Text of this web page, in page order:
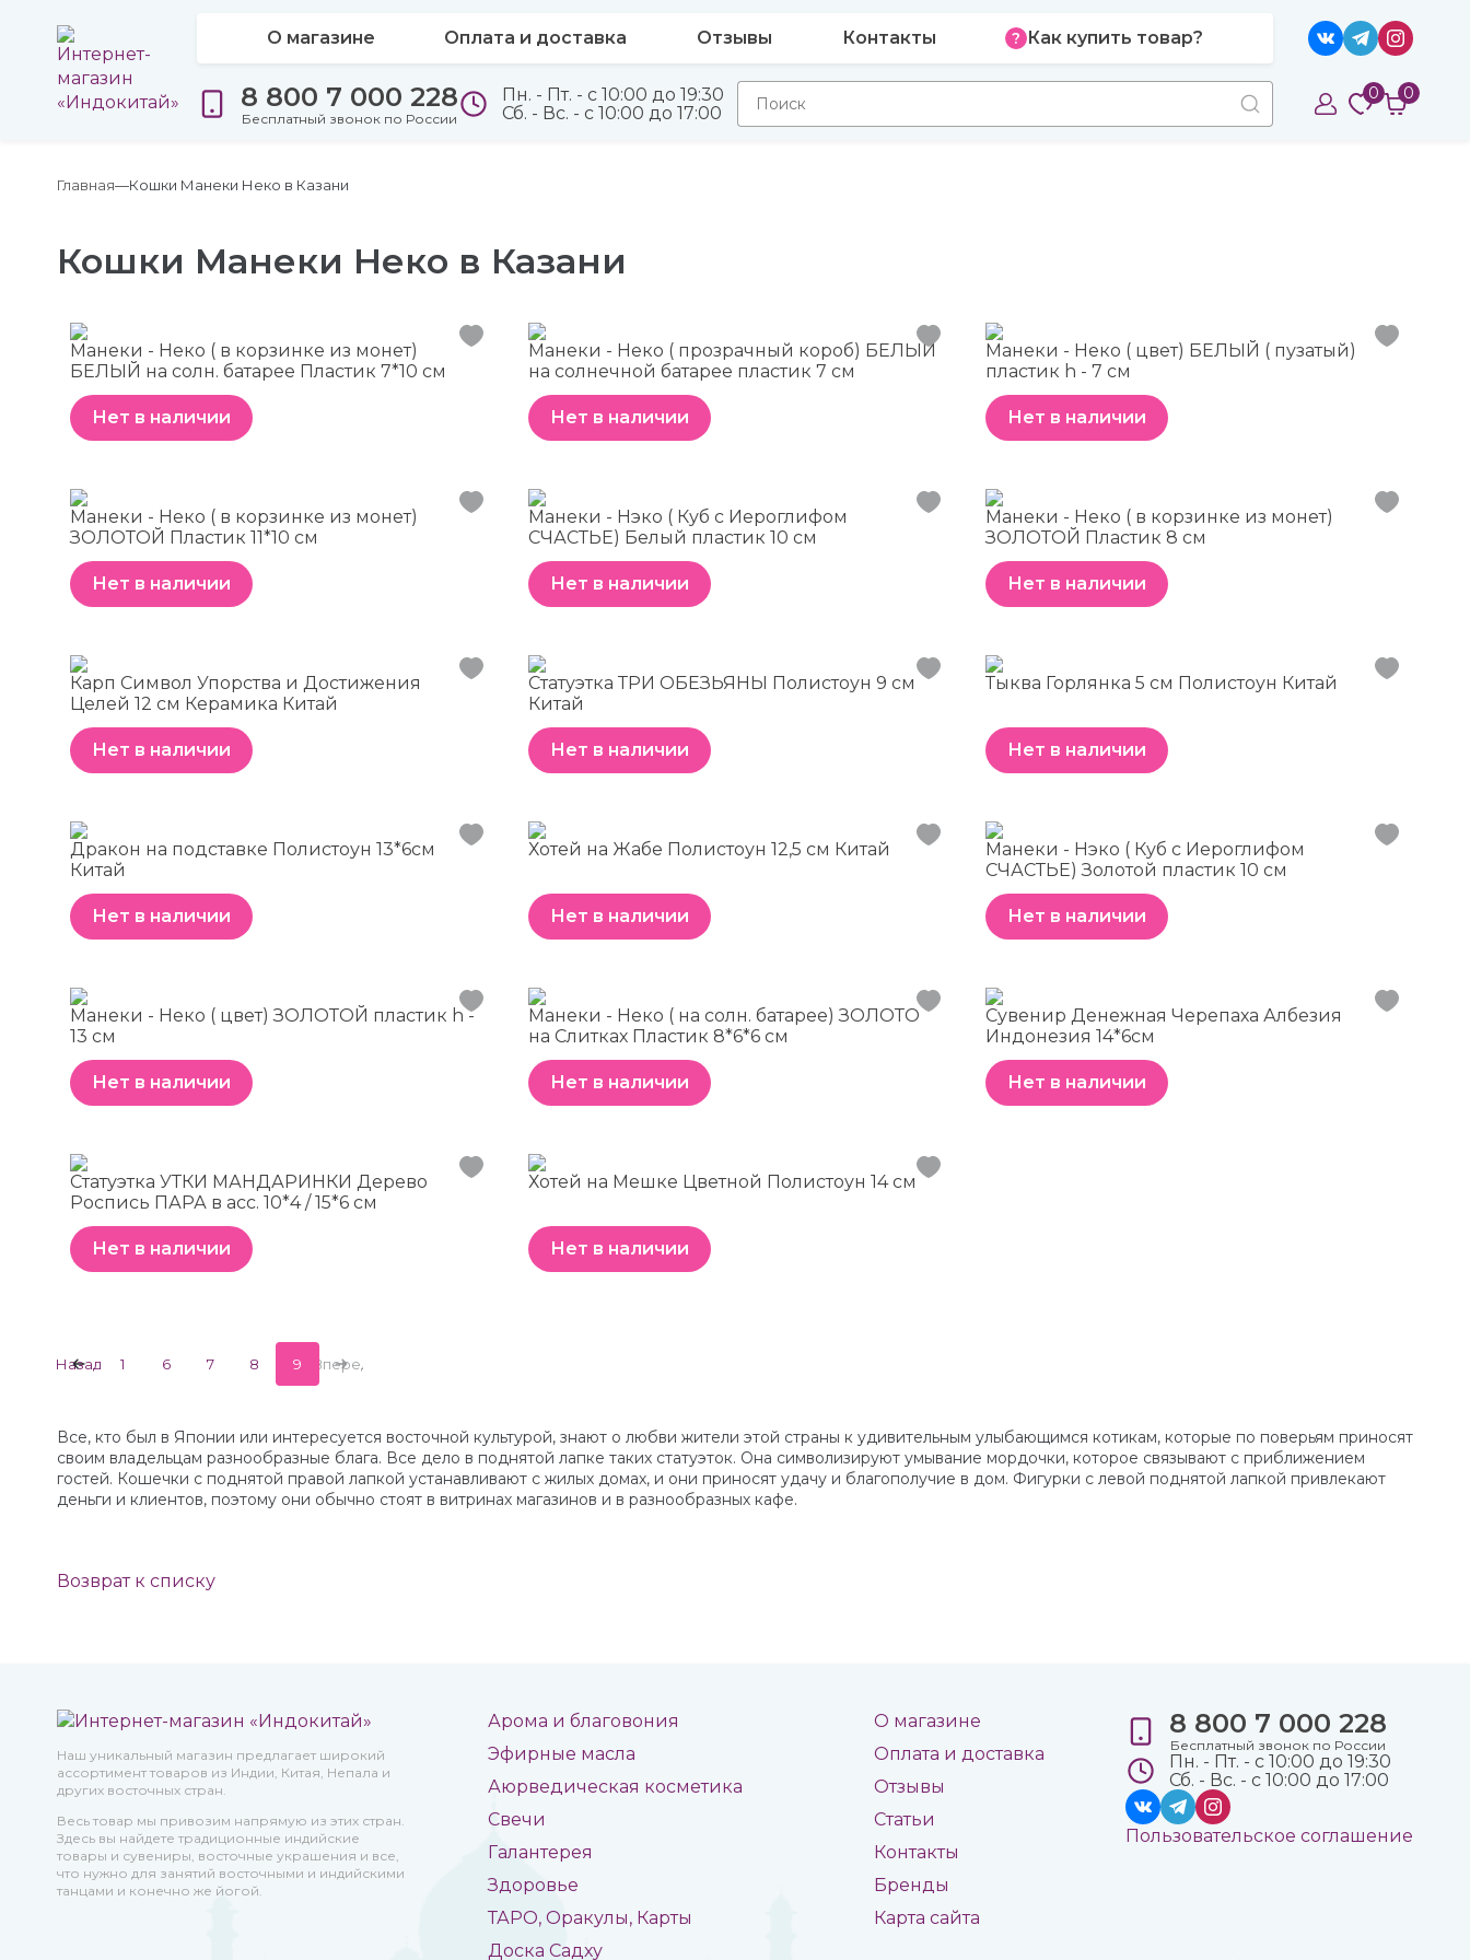
О магазине Оплата и доставка Отзывы Контакты Как купить товар?
8 800 7 000 228
Бесплатный звонок по России
Пн. - Пт. - с 10:00 до 19:30
Сб. - Вс. - с 10:00 до 17:00
0 0
Главная Кошки Манеки Неко в Казани
Кошки Манеки Неко в Казани
Манеки - Неко ( в корзинке из монет)
БЕЛЫЙ на солн. батарее Пластик 7*10 см
Нет в наличии
Манеки - Неко ( прозрачный короб) БЕЛЫЙ
на солнечной батарее пластик 7 см
Нет в наличии
Манеки - Неко ( цвет) БЕЛЫЙ ( пузатый)
пластик h - 7 см
Нет в наличии
Манеки - Неко ( в корзинке из монет)
ЗОЛОТОЙ Пластик 11*10 см
Нет в наличии
Манеки - Нэко ( Куб с Иероглифом
СЧАСТЬЕ) Белый пластик 10 см
Нет в наличии
Манеки - Неко ( в корзинке из монет)
ЗОЛОТОЙ Пластик 8 см
Нет в наличии
Карп Символ Упорства и Достижения
Целей 12 см Керамика Китай
Нет в наличии
Статуэтка ТРИ ОБЕЗЬЯНЫ Полистоун 9 см
Китай
Нет в наличии
Тыква Горлянка 5 см Полистоун Китай
Нет в наличии
Дракон на подставке Полистоун 13*6см
Китай
Нет в наличии
Хотей на Жабе Полистоун 12,5 см Китай
Нет в наличии
Манеки - Нэко ( Куб с Иероглифом
СЧАСТЬЕ) Золотой пластик 10 см
Нет в наличии
Манеки - Неко ( цвет) ЗОЛОТОЙ пластик h -
13 см
Нет в наличии
Манеки - Неко ( на солн. батарее) ЗОЛОТО
на Слитках Пластик 8*6*6 см
Нет в наличии
Сувенир Денежная Черепаха Албезия
Индонезия 14*6см
Нет в наличии
Статуэтка УТКИ МАНДАРИНКИ Дерево
Роспись ПАРА в асс. 10*4 / 15*6 см
Нет в наличии
Хотей на Мешке Цветной Полистоун 14 см
Нет в наличии
Назад 1 6 7 8 9 Вперед
Все, кто был в Японии или интересуется восточной культурой, знают о любви жители этой страны к удивительным улыбающимся котикам, которые по поверьям приносят
своим владельцам разнообразные блага. Все дело в поднятой лапке таких статуэток. Она символизируют умывание мордочки, которое связывают с приближением
гостей. Кошечки с поднятой правой лапкой устанавливают с жилых домах, и они приносят удачу и благополучие в дом. Фигурки с левой поднятой лапкой привлекают
деньги и клиентов, поэтому они обычно стоят в витринах магазинов и в разнообразных кафе.
Возврат к списку
Наш уникальный магазин предлагает широкий
ассортимент товаров из Индии, Китая, Непала и
других восточных стран.
Весь товар мы привозим напрямую из этих стран.
Здесь вы найдете традиционные индийские
товары и сувениры, восточные украшения и все,
что нужно для занятий восточными и индийскими
танцами и конечно же йогой.
Арома и благовония
Эфирные масла
Аюрведическая косметика
Свечи
Галантерея
Здоровье
ТАРО, Оракулы, Карты
Доска Садху
О магазине
Оплата и доставка
Отзывы
Статьи
Контакты
Бренды
Карта сайта
8 800 7 000 228
Бесплатный звонок по России
Пн. - Пт. - с 10:00 до 19:30
Сб. - Вс. - с 10:00 до 17:00
Пользовательское соглашение